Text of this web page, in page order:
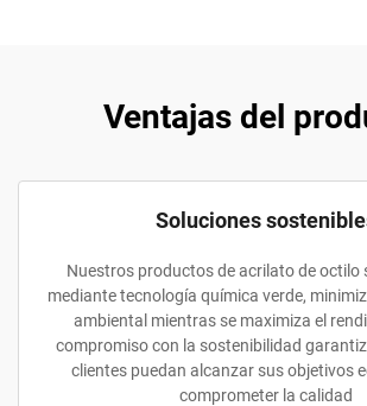
Ventajas del
Soluciones
Nuestros productos de acrilato de octilo
mediante tecnología química verde,
ambiental mientras se maximiza el
compromiso con la sostenibilidad
clientes puedan alcanzar sus objetivos
comprometer la calidad